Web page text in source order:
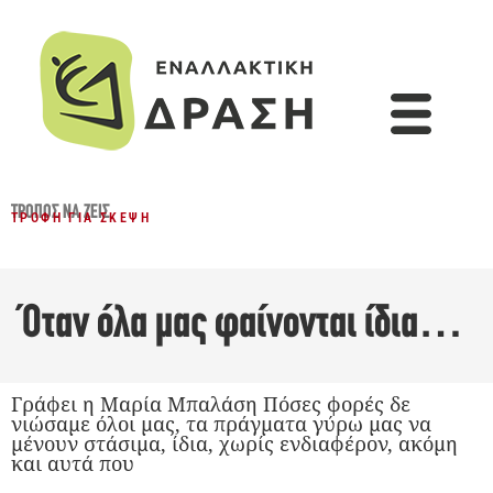
ΤΡΌΠΟΣ ΝΑ ΖΕΙΣ
ΤΡΟΦΉ ΓΙΑ ΣΚΈΨΗ
Όταν όλα μας φαίνονται ίδια…
Γράφει η Μαρία Μπαλάση Πόσες φορές δε
νιώσαμε όλοι μας, τα πράγματα γύρω μας να
μένουν στάσιμα, ίδια, χωρίς ενδιαφέρον, ακόμη
και αυτά που